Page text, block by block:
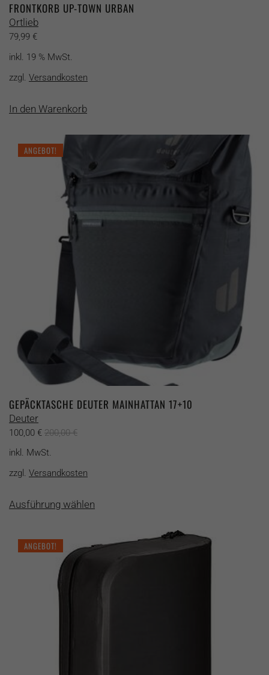
FRONTKORB UP-TOWN URBAN
Ortlieb
79,99 €
inkl. 19 % MwSt.
zzgl. Versandkosten
In den Warenkorb
ANGEBOT!
GEPÄCKTASCHE DEUTER MAINHATTAN 17+10
Deuter
100,00 € 200,00€
inkl. MwSt.
zzgl. Versandkosten
Ausführung wählenProdukt
Die
ANGEBOT!